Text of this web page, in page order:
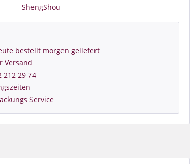
ShengShou
bestellt morgen geliefert
Versand
212 29 74
Service